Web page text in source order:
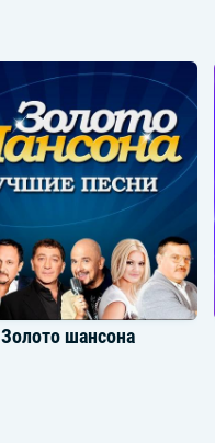
Золото шансона